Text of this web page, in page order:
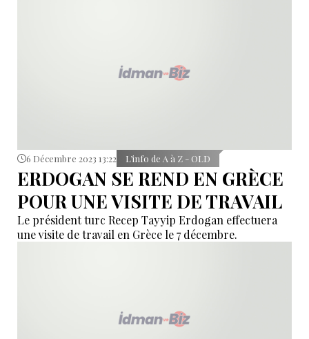
6 Décembre 2023 13:22 L’info de A à Z - OLD
ERDOGAN SE REND EN GRÈCE
POUR UNE VISITE DE TRAVAIL
Le président turc Recep Tayyip Erdogan effectuera
une visite de travail en Grèce le 7 décembre.